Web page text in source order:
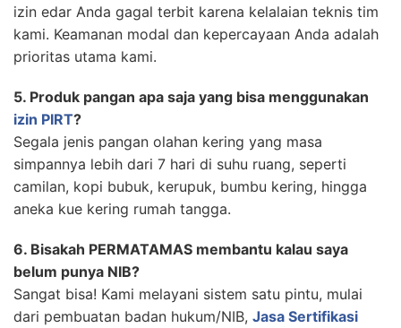
izin edar Anda gagal terbit karena kelalaian teknis tim
kami. Keamanan modal dan kepercayaan Anda adalah
prioritas utama kami.
5. Produk pangan apa saja yang bisa menggunakan
izin PIRT?
Segala jenis pangan olahan kering yang masa
simpannya lebih dari 7 hari di suhu ruang, seperti
camilan, kopi bubuk, kerupuk, bumbu kering, hingga
aneka kue kering rumah tangga.
6. Bisakah PERMATAMAS membantu kalau saya
belum punya NIB?
Sangat bisa! Kami melayani sistem satu pintu, mulai
dari pembuatan badan hukum/NIB, Jasa Sertifikasi